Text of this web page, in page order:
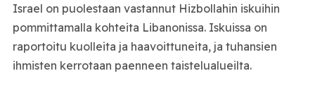
Israel on puolestaan vastannut Hizbollahin iskuihin
pommittamalla kohteita Libanonissa. Iskuissa on
raportoitu kuolleita ja haavoittuneita, ja tuhansien
ihmisten kerrotaan paenneen taistelualueilta.